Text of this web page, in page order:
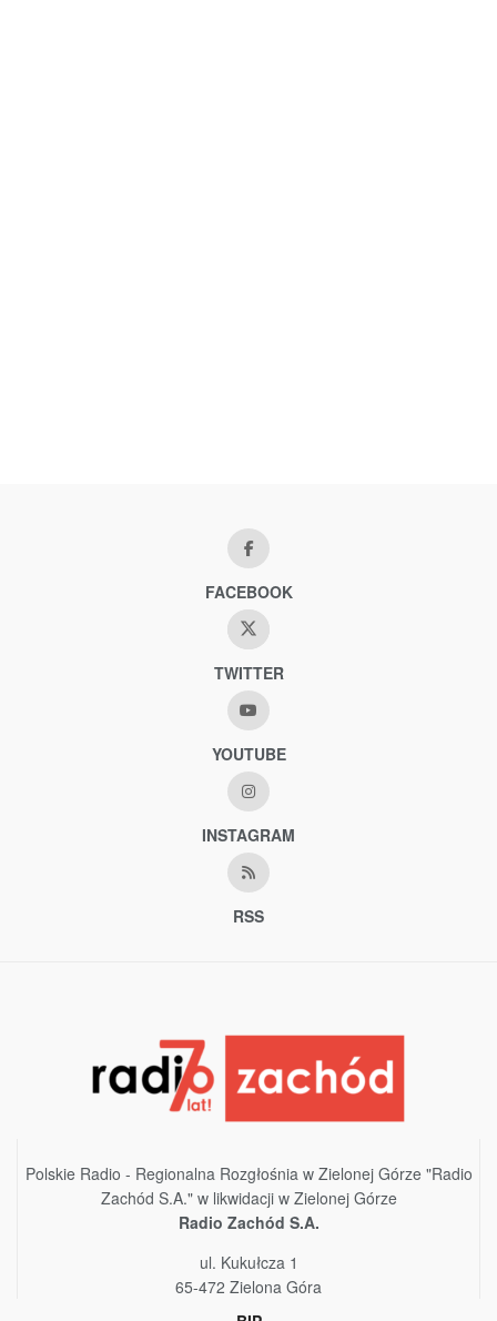
FACEBOOK
TWITTER
YOUTUBE
INSTAGRAM
RSS
Polskie Radio - Regionalna Rozgłośnia w Zielonej Górze "Radio
Zachód S.A." w likwidacji w Zielonej Górze
Radio Zachód S.A.
ul. Kukułcza 1
65-472 Zielona Góra